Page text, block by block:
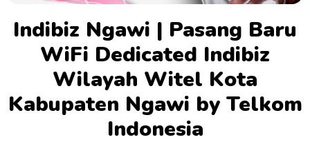
Indibiz Ngawi | Pasang Baru
WiFi Dedicated Indibiz
Wilayah Witel Kota
Kabupaten Ngawi by Telkom
Indonesia